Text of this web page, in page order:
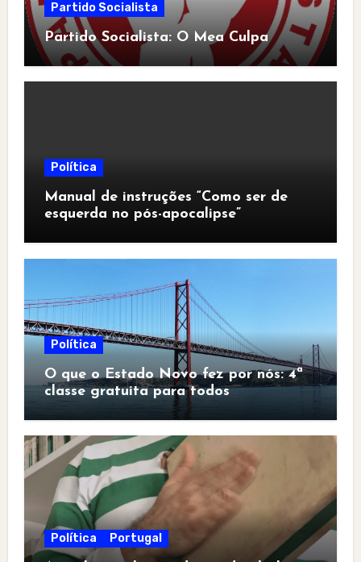
Partido Socialista
Partido Socialista: O Mea Culpa
Política
Manual de instruções “Como ser de
esquerda no pós-apocalipse”
Política
O que o Estado Novo fez por nós: 4ª
classe gratuita para todos
Política Portugal